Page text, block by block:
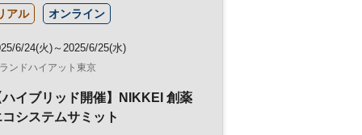
アル オンライン
6/24(火)～2025/6/25(水)
ンドハイアット東京
ハイブリッド開催】NIKKEI 創薬
コシステムサミット